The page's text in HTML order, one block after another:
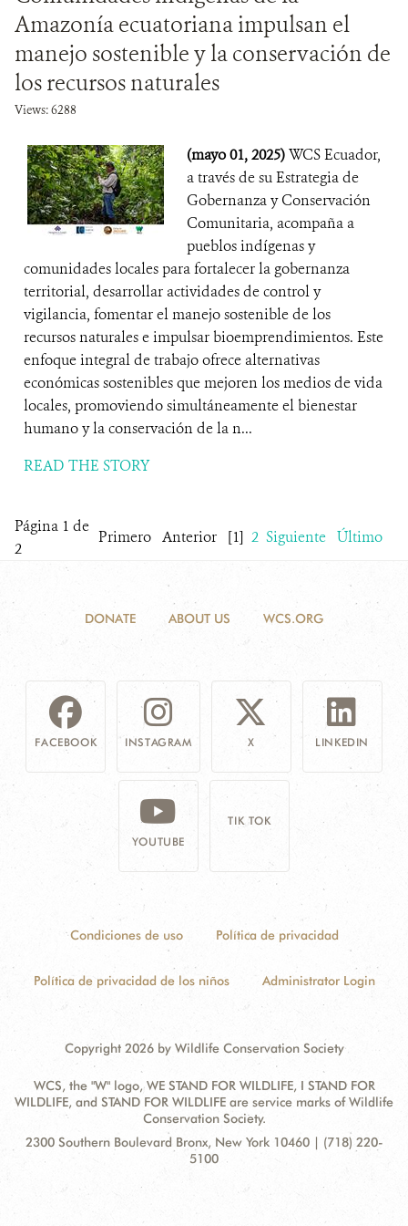
Amazonía ecuatoriana impulsan el
manejo sostenible y la conservación de
los recursos naturales
Views: 6288
(mayo 01, 2025)WCS Ecuador,
a través de su Estrategia de
Gobernanza y Conservación
Comunitaria, acompaña a
pueblos indígenas y
comunidades locales para fortalecer la gobernanza
territorial, desarrollar actividades de control y
vigilancia, fomentar el manejo sostenible de los
recursos naturales e impulsar bioemprendimientos. Este
enfoque integral de trabajo ofrece alternativas
económicas sostenibles que mejoren los medios de vida
locales, promoviendo simultáneamente el bienestar
humano y la conservación de la n...
READ THE STORY
Página 1 de
2
Primero Anterior [1] 2 Siguiente Último
DONATE ABOUT US WCS.ORG
FACEBOOK INSTAGRAM X LINKEDIN
YOUTUBE
TIK TOK
Condiciones de uso Política de privacidad
Política de privacidad de los niños Administrator Login
Copyright 2026 by Wildlife Conservation Society
WCS, the "W" logo, WE STAND FOR WILDLIFE, I STAND FOR
WILDLIFE, and STAND FOR WILDLIFE are service marks of Wildlife
Conservation Society.
Contact
Address:
2300 Southern Boulevard Bronx, New York 10460 | (718) 220-
5100